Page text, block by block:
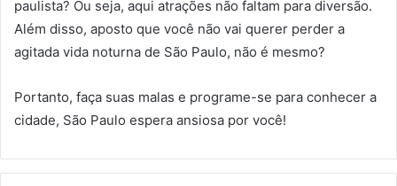
paulista? Ou seja, aqui atrações não faltam para diversão.
Além disso, aposto que você não vai querer perder a
agitada vida noturna de São Paulo, não é mesmo?
Portanto, faça suas malas e programe-se para conhecer a
cidade, São Paulo espera ansiosa por você!